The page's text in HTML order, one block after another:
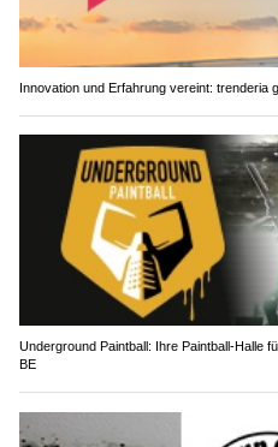
Innovation und Erfahrung vereint: trenderia
Underground Paintball: Ihre Paintball-Halle
BE